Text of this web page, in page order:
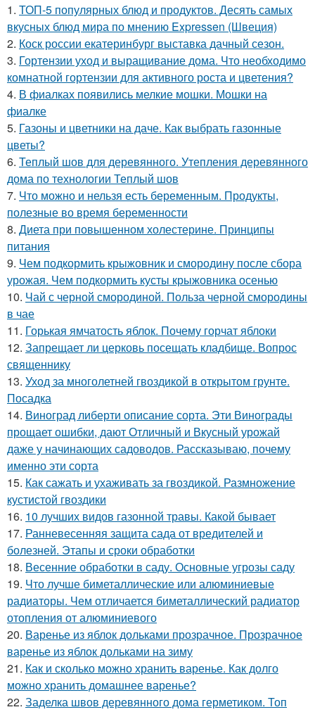
1. ТОП-5 популярных блюд и продуктов. Десять самых
вкусных блюд мира по мнению Expressen (Швеция)
2. Коск россии екатеринбург выставка дачный сезон.
3. Гортензии уход и выращивание дома. Что необходимо
комнатной гортензии для активного роста и цветения?
4. В фиалках появились мелкие мошки. Мошки на
фиалке
5. Газоны и цветники на даче. Как выбрать газонные
цветы?
6. Теплый шов для деревянного. Утепления деревянного
дома по технологии Теплый шов
7. Что можно и нельзя есть беременным. Продукты,
полезные во время беременности
8. Диета при повышенном холестерине. Принципы
питания
9. Чем подкормить крыжовник и смородину после сбора
урожая. Чем подкормить кусты крыжовника осенью
10. Чай с черной смородиной. Польза черной смородины
в чае
11. Горькая ямчатость яблок. Почему горчат яблоки
12. Запрещает ли церковь посещать кладбище. Вопрос
священнику
13. Уход за многолетней гвоздикой в открытом грунте.
Посадка
14. Виноград либерти описание сорта. Эти Винограды
прощает ошибки, дают Отличный и Вкусный урожай
даже у начинающих садоводов. Рассказываю, почему
именно эти сорта
15. Как сажать и ухаживать за гвоздикой. Размножение
кустистой гвоздики
16. 10 лучших видов газонной травы. Какой бывает
17. Ранневесенняя защита сада от вредителей и
болезней. Этапы и сроки обработки
18. Весенние обработки в саду. Основные угрозы саду
19. Что лучше биметаллические или алюминиевые
радиаторы. Чем отличается биметаллический радиатор
отопления от алюминиевого
20. Варенье из яблок дольками прозрачное. Прозрачное
варенье из яблок дольками на зиму
21. Как и сколько можно хранить варенье. Как долго
можно хранить домашнее варенье?
22. Заделка швов деревянного дома герметиком. Топ